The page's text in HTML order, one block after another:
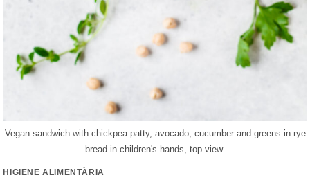
Vegan sandwich with chickpea patty, avocado, cucumber and greens in rye
bread in children's hands, top view.
HIGIENE ALIMENTÀRIA